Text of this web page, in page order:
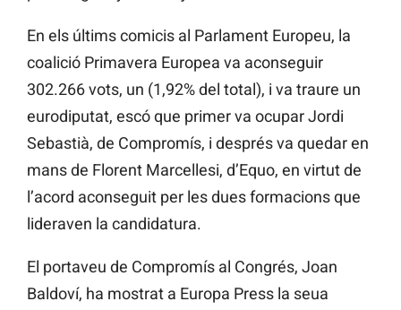
En els últims comicis al Parlament Europeu, la
coalició Primavera Europea va aconseguir
302.266 vots, un (1,92% del total), i va traure un
eurodiputat, escó que primer va ocupar Jordi
Sebastià, de Compromís, i després va quedar en
mans de Florent Marcellesi, d’Equo, en virtut de
l’acord aconseguit per les dues formacions que
lideraven la candidatura.
El portaveu de Compromís al Congrés, Joan
Baldoví, ha mostrat a Europa Press la seua